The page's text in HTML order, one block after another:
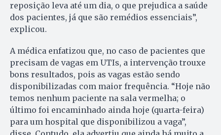
reposição leva até um dia, o que prejudica a saúde
dos pacientes, já que são remédios essenciais”,
explicou.
A médica enfatizou que, no caso de pacientes que
precisam de vagas em UTIs, a intervenção trouxe
bons resultados, pois as vagas estão sendo
disponibilizadas com maior frequência. “Hoje não
temos nenhum paciente na sala vermelha; o
último foi encaminhado ainda hoje (quarta-feira)
para um hospital que disponibilizou a vaga”,